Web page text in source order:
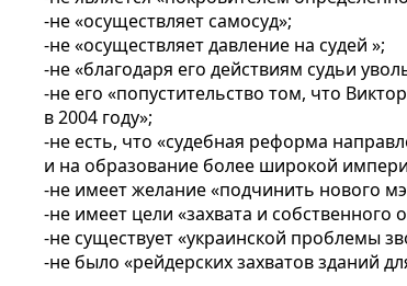
-не «осуществляет самосуд»;
-не «осуществляет давление на судей »;
-не «благодаря его действиям судьи
-не его «попустительство том, что
в 2004 году»;
-не есть, что «судебная реформа
и на образование более широкой
-не имеет желание «подчинить нового
-не имеет цели «захвата и собственного
-не существует «украинской проблемы
-не было «рейдерских захватов зданий